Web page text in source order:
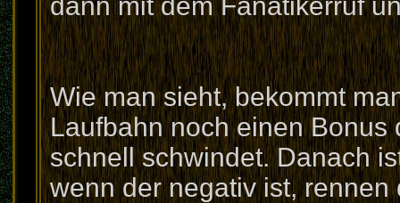
Wie man sieht, bekommt
Laufbahn noch einen
schnell schwindet. Danach
wenn der negativ ist,